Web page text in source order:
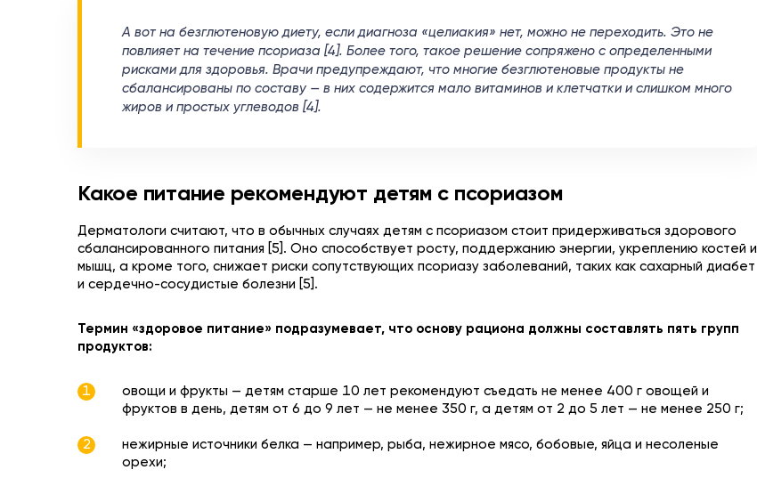
А вот на безглютеновую диету, если диагноза «целиакия» нет, можно не переходить. Это не
повлияет на течение псориаза [4]. Более того, такое решение сопряжено с определенными
рисками для здоровья. Врачи предупреждают, что многие безглютеновые продукты не
сбалансированы по составу — в них содержится мало витаминов и клетчатки и слишком много
жиров и простых углеводов [4].
Какое питание рекомендуют детям с псориазом
Дерматологи считают, что в обычных случаях детям с псориазом стоит придерживаться здорового
сбалансированного питания [5]. Оно способствует росту, поддержанию энергии, укреплению костей и
мышц, а кроме того, снижает риски сопутствующих псориазу заболеваний, таких как сахарный диабет
и сердечно-сосудистые болезни [5].
Термин «здоровое питание» подразумевает, что основу рациона должны составлять пять групп
продуктов:
овощи и фрукты — детям старше 10 лет рекомендуют съедать не менее 400 г овощей и
фруктов в день, детям от 6 до 9 лет — не менее 350 г, а детям от 2 до 5 лет — не менее 250 г;
нежирные источники белка — например, рыба, нежирное мясо, бобовые, яйца и несоленые
орехи;